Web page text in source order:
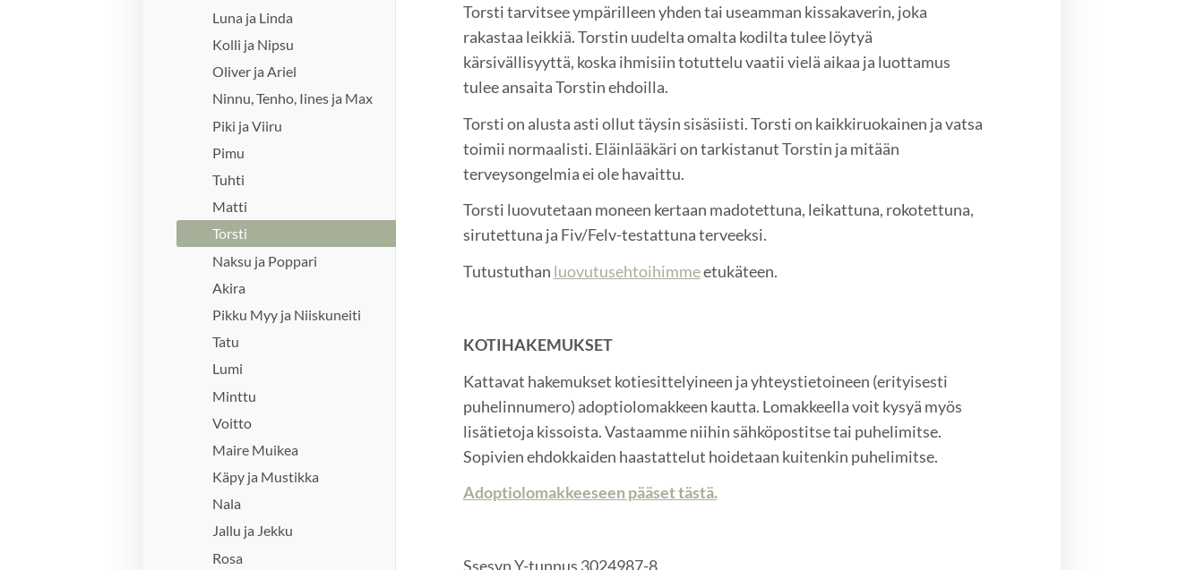
Luna ja Linda
Kolli ja Nipsu
Oliver ja Ariel
Ninnu, Tenho, Iines ja Max
Piki ja Viiru
Pimu
Tuhti
Matti
Torsti
Naksu ja Poppari
Akira
Pikku Myy ja Niiskuneiti
Tatu
Lumi
Minttu
Voitto
Maire Muikea
Käpy ja Mustikka
Nala
Jallu ja Jekku
Rosa
Torsti tarvitsee ympärilleen yhden tai useamman kissakaverin, joka
rakastaa leikkiä. Torstin uudelta omalta kodilta tulee löytyä
kärsivällisyyttä, koska ihmisiin totuttelu vaatii vielä aikaa ja luottamus
tulee ansaita Torstin ehdoilla.
Torsti on alusta asti ollut täysin sisäsiisti. Torsti on kaikkiruokainen ja vatsa
toimii normaalisti. Eläinlääkäri on tarkistanut Torstin ja mitään
terveysongelmia ei ole havaittu.
Torsti luovutetaan moneen kertaan madotettuna, leikattuna, rokotettuna,
sirutettuna ja Fiv/Felv-testattuna terveeksi.
Tutustuthan luovutusehtoihimmeetukäteen.
KOTIHAKEMUKSET
Kattavat hakemukset kotiesittelyineen ja yhteystietoineen (erityisesti
puhelinnumero) adoptiolomakkeen kautta. Lomakkeella voit kysyä myös
lisätietoja kissoista. Vastaamme niihin sähköpostitse tai puhelimitse.
Sopivien ehdokkaiden haastattelut hoidetaan kuitenkin puhelimitse.
Adoptiolomakkeeseen pääset tästä.
Ssesyn Y-tunnus 3024987-8